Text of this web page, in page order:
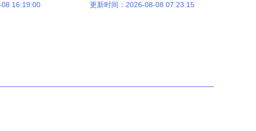
16:19:00
更新时间：2026-08-08 07:23:15